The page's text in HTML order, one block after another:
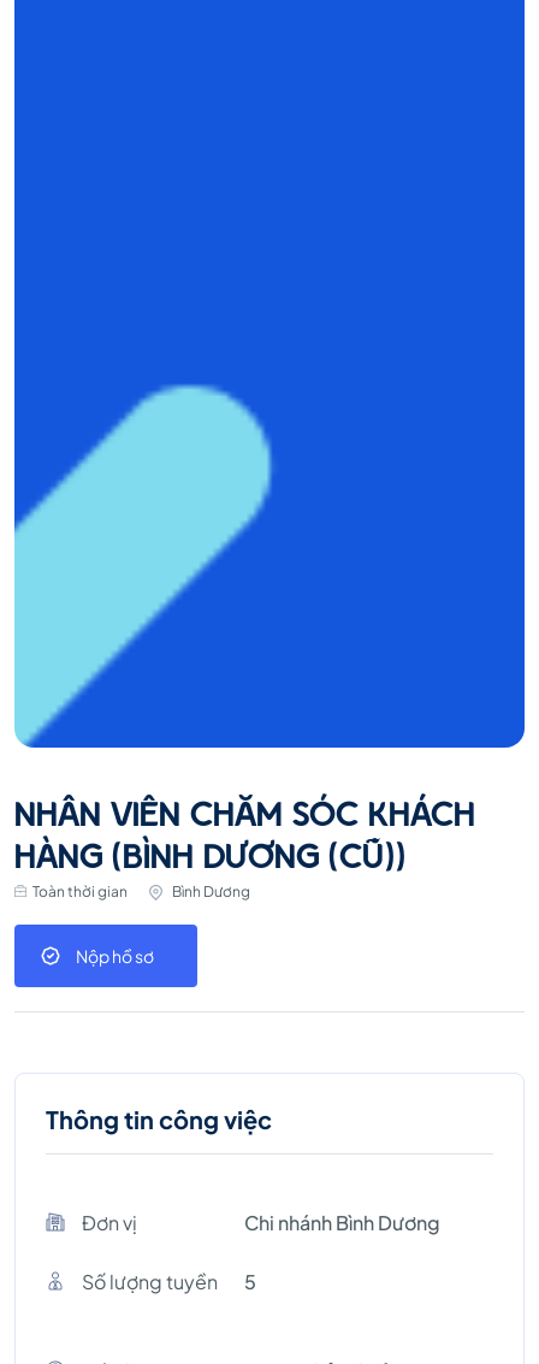
NHÂN VIÊN CHĂM SÓC KHÁCH
HÀNG (BÌNH DƯƠNG (CŨ))
Toàn thời gian Bình Dương
Nộp hồ sơ
Thông tin công việc
Đơn vị Chi nhánh Bình Dương
Số lượng tuyền 5